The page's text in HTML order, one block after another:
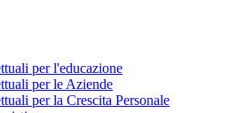
per l'educazione
per le Aziende
per la Crescita Personale